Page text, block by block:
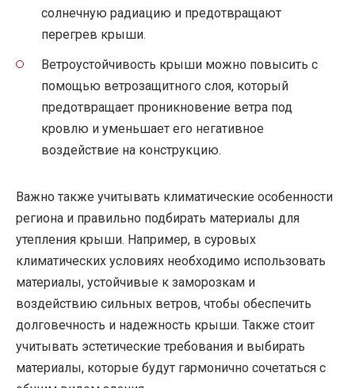
солнечную радиацию и предотвращают
перегрев крыши.
Ветроустойчивость крыши можно повысить с
помощью ветрозащитного слоя, который
предотвращает проникновение ветра под
кровлю и уменьшает его негативное
воздействие на конструкцию.
Важно также учитывать климатические особенности
региона и правильно подбирать материалы для
утепления крыши. Например, в суровых
климатических условиях необходимо использовать
материалы, устойчивые к заморозкам и
воздействию сильных ветров, чтобы обеспечить
долговечность и надежность крыши. Также стоит
учитывать эстетические требования и выбирать
материалы, которые будут гармонично сочетаться с